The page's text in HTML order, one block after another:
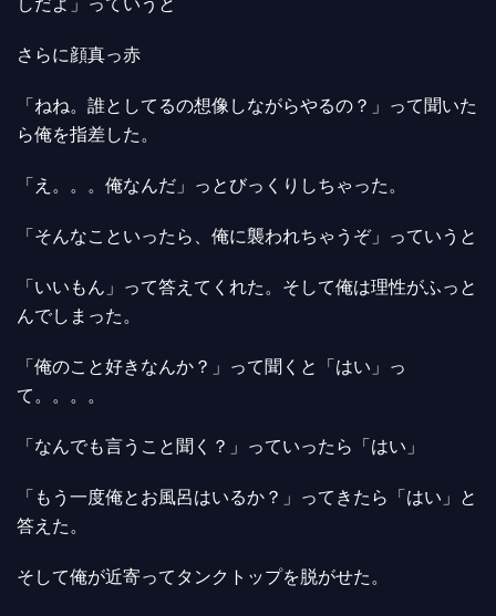
さらに顔真っ赤
「ねね。誰としてるの想像しながらやるの？」って聞いた
ら俺を指差した。
「え。。。俺なんだ」っとびっくりしちゃった。
「そんなこといったら、俺に襲われちゃうぞ」っていうと
「いいもん」って答えてくれた。そして俺は理性がふっと
んでしまった。
「俺のこと好きなんか？」って聞くと「はい」っ
て。。。。
「なんでも言うこと聞く？」っていったら「はい」
「もう一度俺とお風呂はいるか？」ってきたら「はい」と
答えた。
そして俺が近寄ってタンクトップを脱がせた。